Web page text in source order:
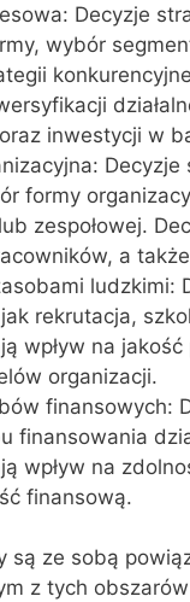
Decyzje
wybór
inwestycji w
formy
zespołowej.
a
ludzkimi:
rekrutacja,
wpływ na
organizacji.
finansowych:
finansowania
wpływ na
finansową.
są ze sobą
z tych